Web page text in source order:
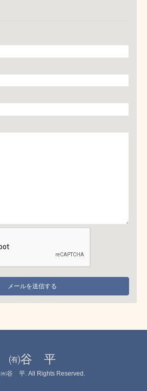
㈲谷 平
㈲谷 平. All Rights Reserved.